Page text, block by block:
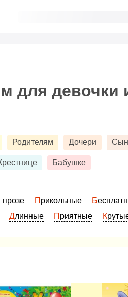
для девочки
Родителям Дочери
Бабушке
В прозе Прикольные
Длинные Приятные